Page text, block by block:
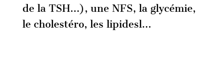
de la TSH…), une NFS, la glycémie,
le cholestéro, les lipidesl…